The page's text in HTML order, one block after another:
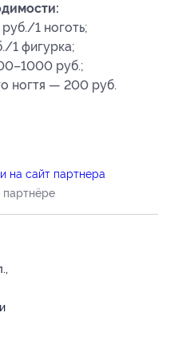
1 ноготь;
1 фигурка;
руб.;
ногтя — 200 руб.
на сайт партнера